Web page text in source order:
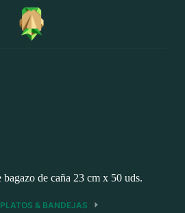
bagazo de caña 23 cm x 50 uds.
PLATOS & BANDEJAS